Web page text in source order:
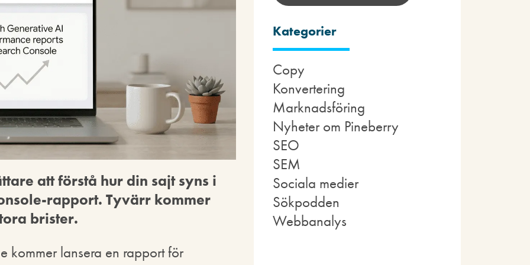
att förstå hur din sajt syns i
rapport. Tyvärr kommer
brister.
kommer lansera en rapport för
Kategorier
Copy
Konvertering
Marknadsföring
Nyheter om Pineberry
SEO
SEM
Sociala medier
Sökpodden
Webbanalys